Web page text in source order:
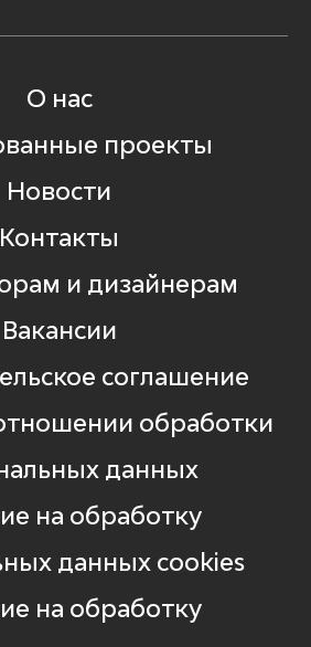
О нас
проекты
Новости
Контакты
и дизайнерам
Вакансии
соглашение
обработки
данных
на обработку
данных cookies
на обработку